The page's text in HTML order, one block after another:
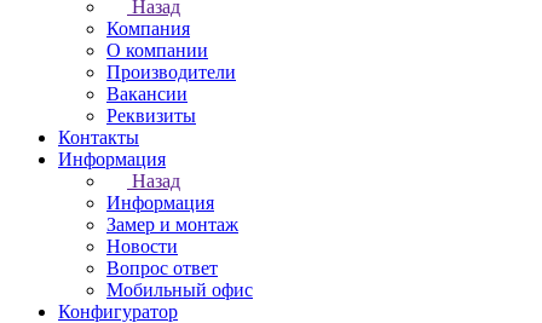
Назад
Компания
О компании
Производители
Вакансии
Реквизиты
Контакты
Информация
Назад
Информация
Замер и монтаж
Новости
Вопрос ответ
Мобильный офис
Конфигуратор